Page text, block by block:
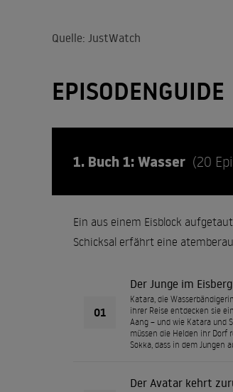
Quelle: JustWatch
EPISODENGUIDE
1. Buch 1: Wasser (20
Ein aus einem Eisblock
Schicksal erfährt eine
01
Der Junge im Eisberg
Katara, die
ihrer Reise entdecken sie
Aang – und wie Katara und
müssen die Helden ihr
Sokka, dass in dem Jungen
Der Avatar kehrt